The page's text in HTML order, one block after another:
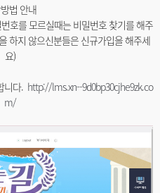
법 안내
호를 모르실때는 비밀번호 찾기를 해주
하지 않으신분들은 신규가입을 해주세
요)
니다. http://lms.xn--9d0bp30cjhe9zk.co
m/